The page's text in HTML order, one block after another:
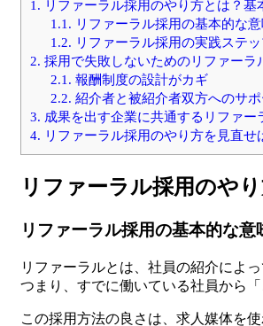
1. リファーラル採用のやり方とは？基
1.1. リファーラル採用の基本的な
1.2. リファーラル採用の実践ステ
2. 採用で失敗しないためのリファーラ
2.1. 報酬制度の設計がカギ
2.2. 紹介者と被紹介者双方へのサポ
3. 成果を出す企業に共通するリファー
4. リファーラル採用のやり方を見直
リファーラル採用のや
リファーラル採用の基本的な意
リファーラルとは、社員の紹介によ
つまり、すでに働いている社員から
この採用方法の良さは、求人媒体を